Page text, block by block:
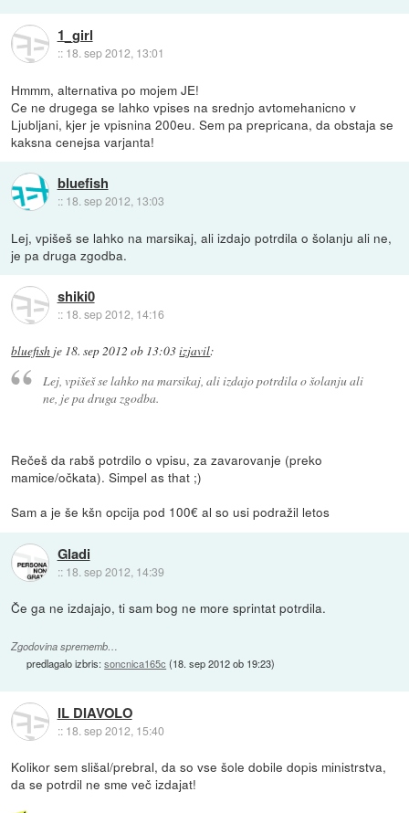
1_girl
:: 18. sep 2012, 13:01
Hmmm, alternativa po mojem JE!
Ce ne drugega se lahko vpises na srednjo avtomehanicno v
Ljubljani, kjer je vpisnina 200eu. Sem pa prepricana, da obstaja se
kaksna cenejsa varjanta!
bluefish
:: 18. sep 2012, 13:03
Lej, vpišeš se lahko na marsikaj, ali izdajo potrdila o šolanju ali ne,
je pa druga zgodba.
shiki0
:: 18. sep 2012, 14:16
bluefish je 18. sep 2012 ob 13:03izjavil:
Lej, vpišeš se lahko na marsikaj, ali izdajo potrdila o šolanju ali
ne, je pa druga zgodba.
Rečeš da rabš potrdilo o vpisu, za zavarovanje (preko
mamice/očkata). Simpel as that ;)
Sam a je še kšn opcija pod 100€ al so usi podražil letos
Gladi
:: 18. sep 2012, 14:39
Če ga ne izdajajo, ti sam bog ne more sprintat potrdila.
Zgodovina sprememb…
predlagalo izbris:soncnica165c (18. sep 2012 ob 19:23)
IL DIAVOLO
:: 18. sep 2012, 15:40
Kolikor sem slišal/prebral, da so vse šole dobile dopis ministrstva,
da se potrdil ne sme več izdajat!